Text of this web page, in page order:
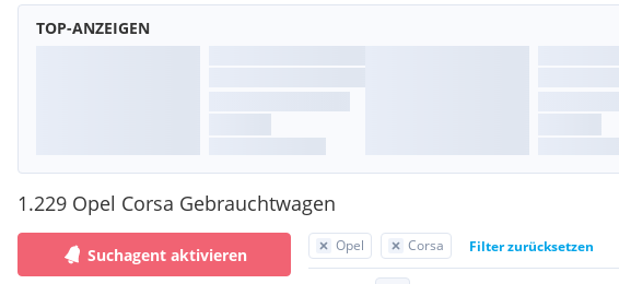
TOP-ANZEIGEN
1.229 Opel Corsa Gebrauchtwagen
Opel Corsa Filter zurücksetzen
Suchagent aktivieren